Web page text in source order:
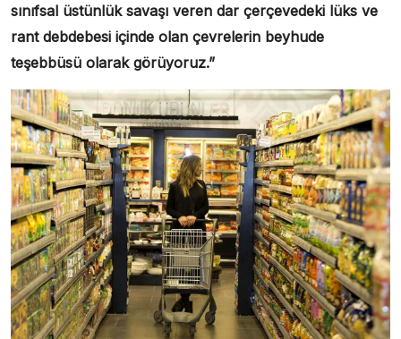
sınıfsal üstünlük savaşı veren dar çerçevedeki lüks ve
rant debdebesi içinde olan çevrelerin beyhude
teşebbüsü olarak görüyoruz.”